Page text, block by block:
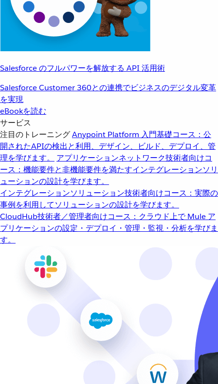
Salesforce のフルパワーを解放する API 活用術
Salesforce Customer 360との連携でビジネスのデジタル変革
を実現
eBookを読む
サービス
注目のトレーニングAnypoint Platform 入門基礎コース：公
開されたAPIの検出と利用、デザイン、ビルド、デプロイ、管
理を学びます。
アプリケーションネットワーク技術者向けコ
ース：機能要件と非機能要件を満たすインテグレーションソリ
ューションの設計を学びます。
インテグレーションソリューション技術者向けコース：実際の
事例を利用してソリューションの設計を学びます。
CloudHub技術者／管理者向けコース：クラウド上で Mule ア
プリケーションの設定・デプロイ・管理・監視・分析を学びま
す。